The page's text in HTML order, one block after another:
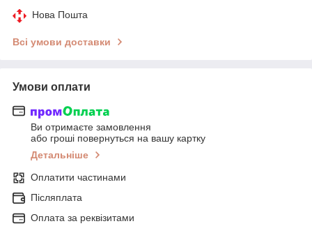
Нова Пошта
Всі умови доставки
Умови оплати
Ви отримаєте замовлення
або гроші повернуться на вашу картку
Детальніше
Оплатити частинами
Післяплата
Оплата за реквізитами